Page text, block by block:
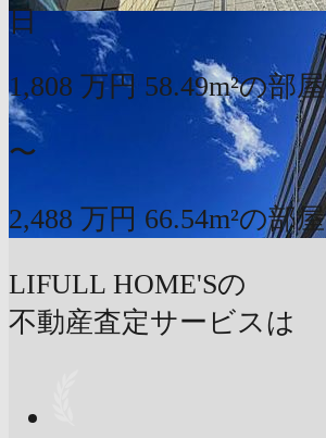
日
1,808 万円 58.49m²の部屋
〜
2,488 万円 66.54m²の部屋
LIFULL HOME'Sの
不動産査定サービスは